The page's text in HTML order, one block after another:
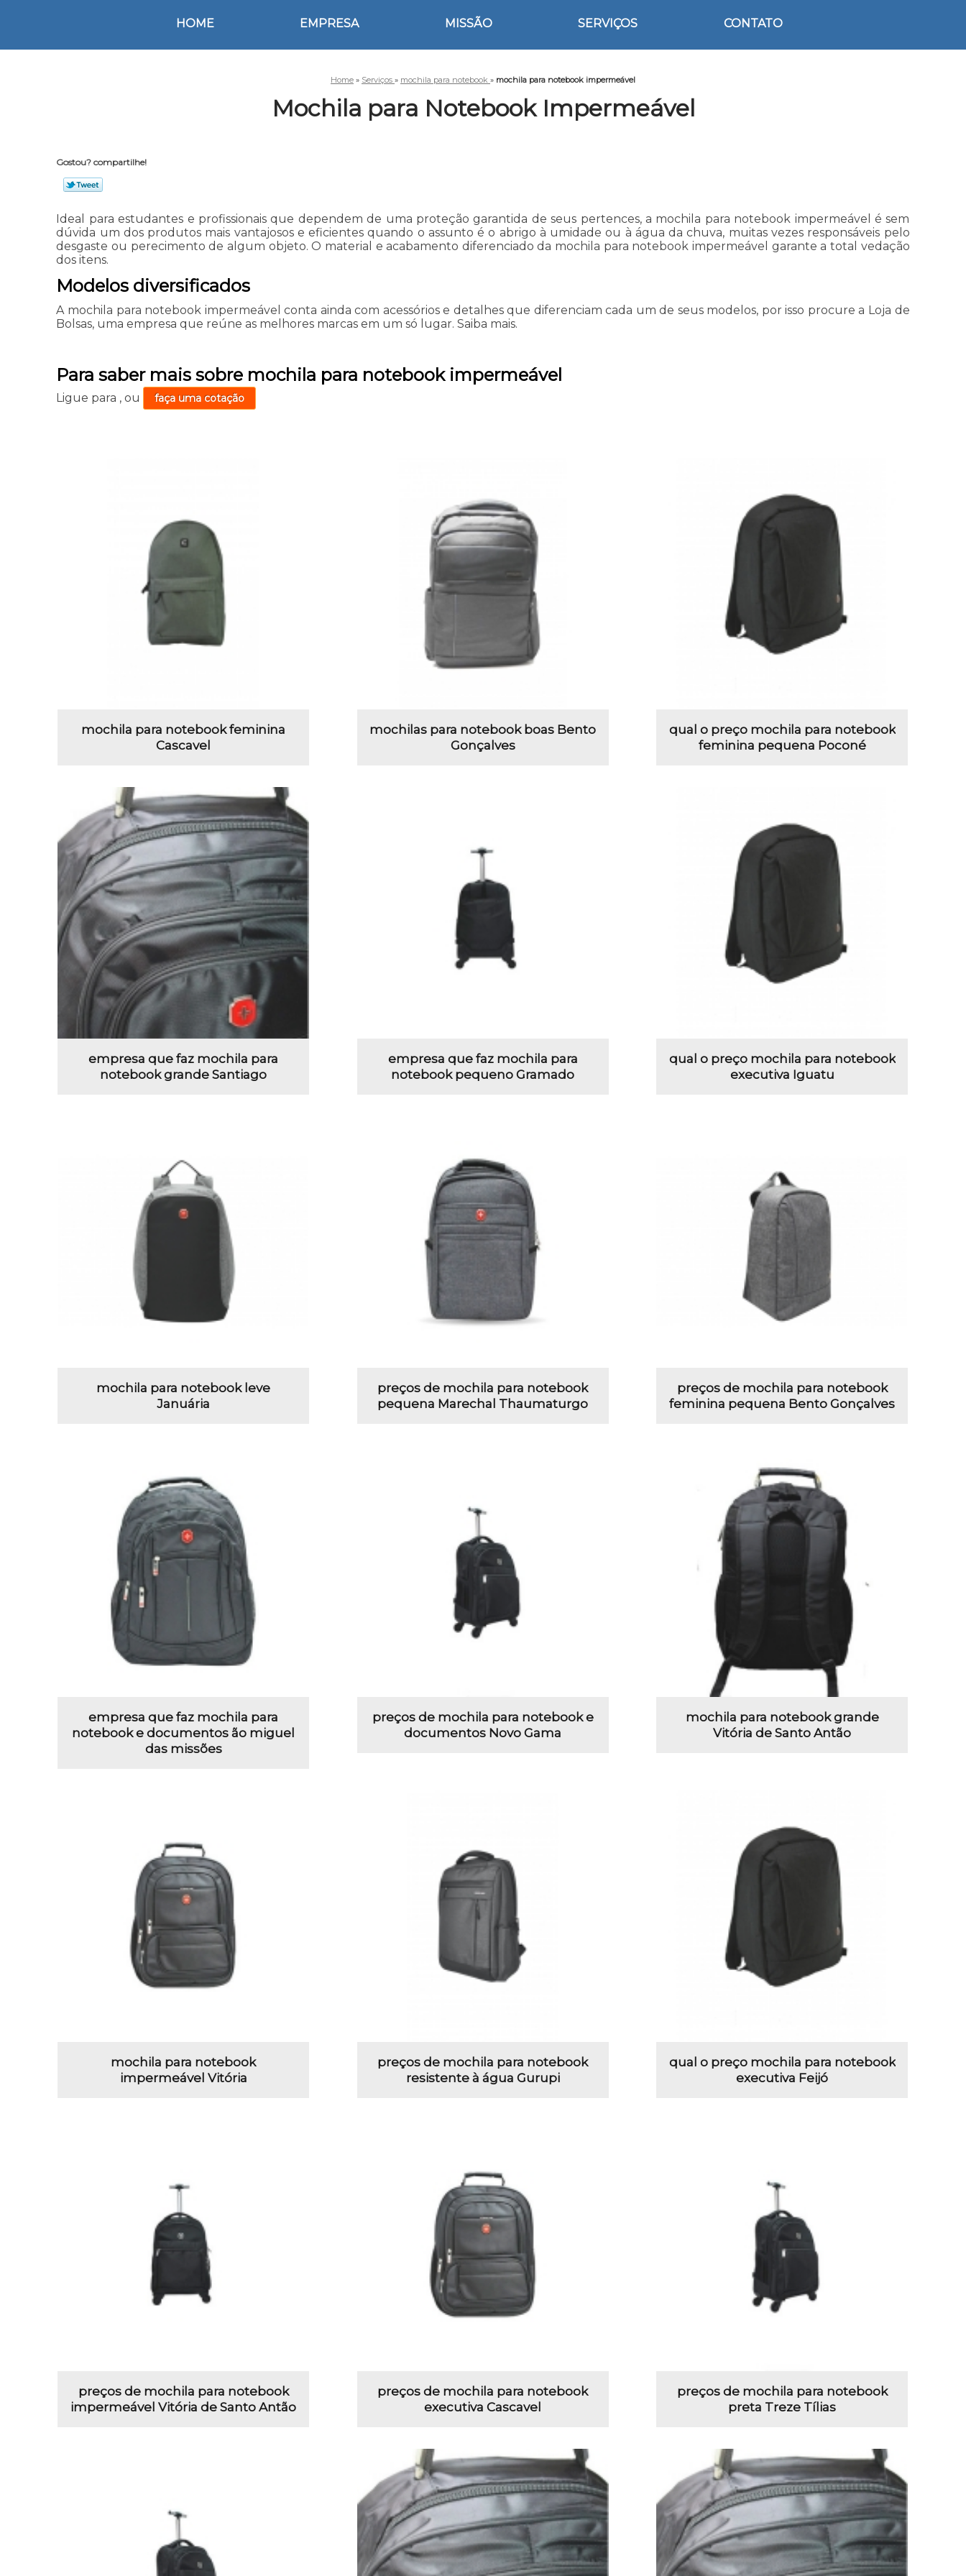
HOME EMPRESA MISSÃO SERVIÇOS CONTATO
Home » Serviços » mochila para notebook » mochila para notebook impermeável
Mochila para Notebook Impermeável
Gostou? compartilhe!
Ideal para estudantes e profissionais que dependem de uma proteção garantida de seus pertences, a mochila para notebook impermeável é sem
dúvida um dos produtos mais vantajosos e eficientes quando o assunto é o abrigo à umidade ou à água da chuva, muitas vezes responsáveis pelo
desgaste ou perecimento de algum objeto. O material e acabamento diferenciado da mochila para notebook impermeável garante a total vedação
dos itens.
Modelos diversificados
A mochila para notebook impermeável conta ainda com acessórios e detalhes que diferenciam cada um de seus modelos, por isso procure a Loja de
Bolsas, uma empresa que reúne as melhores marcas em um só lugar. Saiba mais.
Para saber mais sobre mochila para notebook impermeável
Ligue para ,ou faça uma cotação
mochila para notebook feminina
Cascavel
mochilas para notebook boas Bento
Gonçalves
qual o preço mochila para notebook
feminina pequena Poconé
empresa que faz mochila para
notebook grande Santiago
empresa que faz mochila para
notebook pequeno Gramado
qual o preço mochila para notebook
executiva Iguatu
mochila para notebook leve
Januária
preços de mochila para notebook
pequena Marechal Thaumaturgo
preços de mochila para notebook
feminina pequena Bento Gonçalves
empresa que faz mochila para
notebook e documentos ão miguel
das missões
preços de mochila para notebook e
documentos Novo Gama
mochila para notebook grande
Vitória de Santo Antão
mochila para notebook
impermeável Vitória
preços de mochila para notebook
resistente à água Gurupi
qual o preço mochila para notebook
executiva Feijó
preços de mochila para notebook
impermeável Vitória de Santo Antão
preços de mochila para notebook
executiva Cascavel
preços de mochila para notebook
preta Treze Tílias